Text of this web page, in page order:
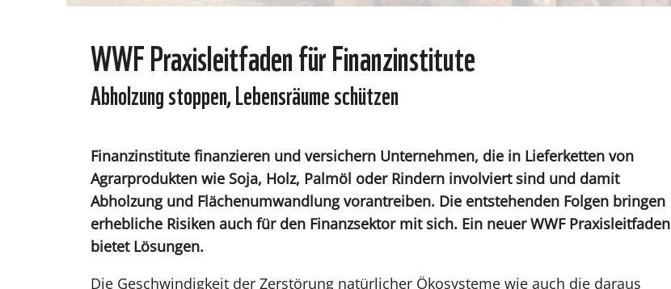
WWF Praxisleitfaden für Finanzinstitute
Abholzung stoppen, Lebensräume schützen
Finanzinstitute finanzieren und versichern Unternehmen, die in Lieferketten von
Agrarprodukten wie Soja, Holz, Palmöl oder Rindern involviert sind und damit
Abholzung und Flächenumwandlung vorantreiben. Die entstehenden Folgen bringen
erhebliche Risiken auch für den Finanzsektor mit sich. Ein neuer WWF Praxisleitfaden
bietet Lösungen.
Die Geschwindigkeit der Zerstörung natürlicher Ökosysteme wie auch die daraus